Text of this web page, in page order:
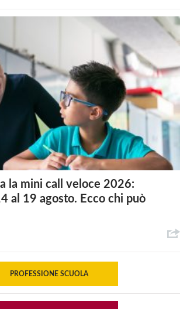
la mini call veloce 2026:
al 19 agosto. Ecco chi può
PROFESSIONE SCUOLA